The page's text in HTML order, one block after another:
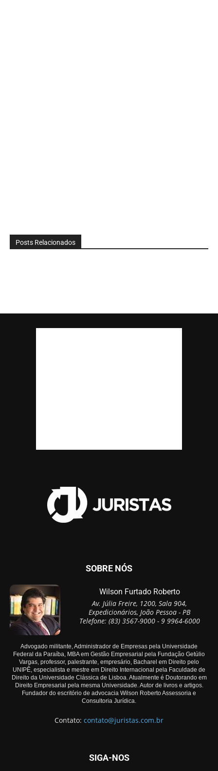
Posts Relacionados
SOBRE NÓS
Wilson Furtado Roberto
Av. Júlia Freire, 1200, Sala 904,
Expedicionários, João Pessoa - PB
Telefone: (83) 3567-9000 - 9 9964-6000
Advogado militante, Administrador de Empresas pela Universidade
Federal da Paraíba, MBA em Gestão Empresarial pela Fundação Getúlio
Vargas, professor, palestrante, empresário, Bacharel em Direito pelo
UNIPÊ, especialista e mestre em Direito Internacional pela Faculdade de
Direito da Universidade Clássica de Lisboa. Atualmente é Doutorando em
Direito Empresarial pela mesma Universidade. Autor de livros e artigos.
Fundador do escritório de advocacia Wilson Roberto Assessoria e
Consultoria Jurídica.
Contato: contato@juristas.com.br
SIGA-NOS